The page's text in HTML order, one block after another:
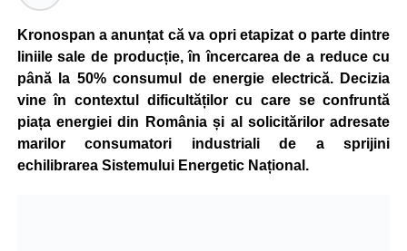
Kronospan a anunțat că va opri etapizat o parte dintre
liniile sale de producție, în încercarea de a reduce cu
până la 50% consumul de energie electrică. Decizia
vine în contextul dificultăților cu care se confruntă
piața energiei din România și al solicitărilor adresate
marilor consumatori industriali de a sprijini
echilibrarea Sistemului Energetic Național.